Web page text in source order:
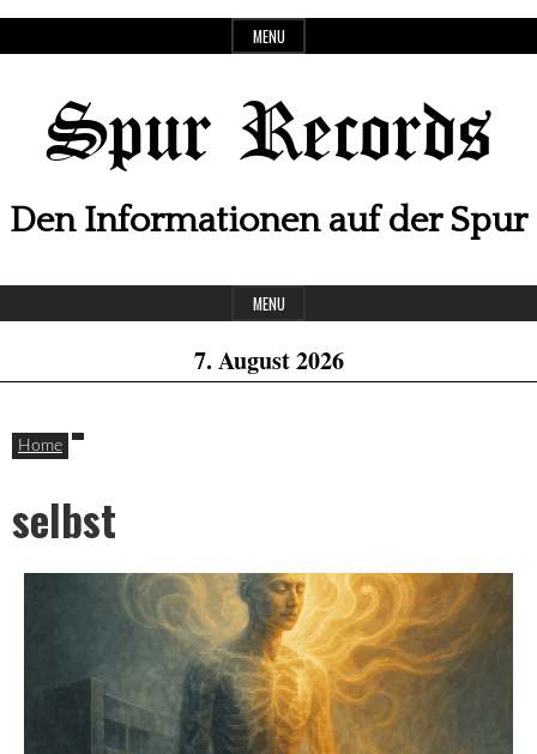
to
MENU
Spur Records
Den Informationen auf der Spur
Header
Widget
Area
MENU
7. August 2026
Home
selbst